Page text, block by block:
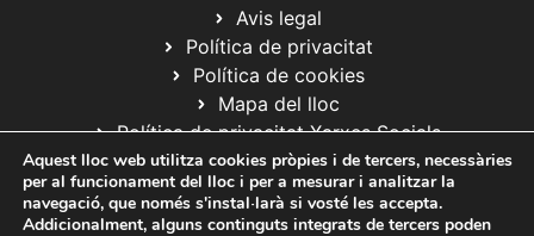
Avis legal
Política de privacitat
Política de cookies
Mapa del lloc
Política de privacitat Xarxes Socials
Aquest lloc web utilitza cookies pròpies i de tercers, necessàries
per al funcionament del lloc i per a mesurar i analitzar la
navegació, que només s'instal·larà si vosté les accepta.
Addicionalment, alguns continguts integrats de tercers poden